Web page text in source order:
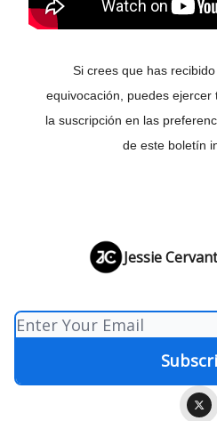
Si crees que has
equivocación, puedes
la suscripción en las
de este boletín
Jessie